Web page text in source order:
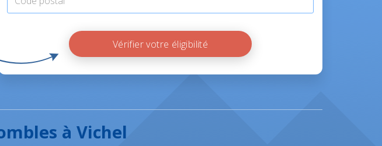
Vérifier votre éligibilité
à Vichel